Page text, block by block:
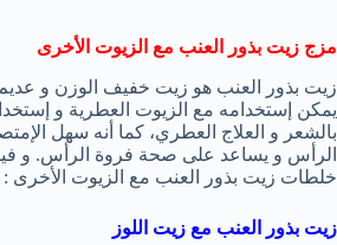
مزج زيت بذور العنب مع الزيوت الأخرى
زيت بذور العنب هو زيت خفيف الوزن و عديم
يمكن إستخدامه مع الزيوت العطرية و
بالشعر و العلاج العطري، كما أنه سهل
الرأس و يساعد على صحة فروة الرأس. و
خلطات زيت بذور العنب مع الزيوت الأخرى :
زيت بذور العنب مع زيت اللوز